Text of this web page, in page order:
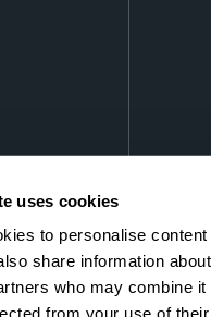
uses cookies
to personalise
share information
who may combine
from your use of their